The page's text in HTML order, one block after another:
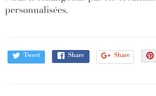
personnalisées.
Tweet Share Share